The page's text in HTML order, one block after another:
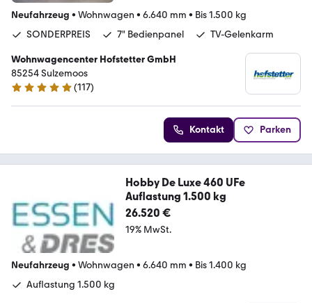
Neufahrzeug • Wohnwagen • 6.640 mm • Bis 1.500 kg
SONDERPREIS
7" Bedienpanel TV-Gelenkarm
Wohnwagencenter Hofstetter GmbH
85254 Sulzemoos
5 Sterne
(117)
Kontakt Parken
Hobby De Luxe 460 UFe
Auflastung 1.500 kg
26.520 €
19% MwSt.
Neufahrzeug • Wohnwagen • 6.640 mm • Bis 1.400 kg
Auflastung 1.500 kg